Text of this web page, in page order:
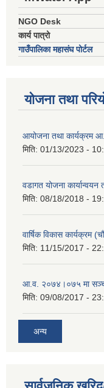
NGO Desk
कार्य पात्रो
गाउँपालिका महासंघ पोर्टल
योजना तथा
आयोजना तथा कार्यक्रम
मिति: 01/13/2023 -
वडागत योजना
मिति: 08/18/2018 -
वार्षिक विकास कार्यक्रम
मिति: 11/15/2017 -
आ.व. २०७४।०७५ मा
मिति: 09/08/2017 -
अन्य